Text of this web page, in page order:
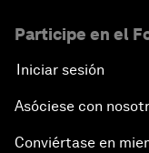
Participe en el
Iniciar sesión
Asóciese con
Conviértase en